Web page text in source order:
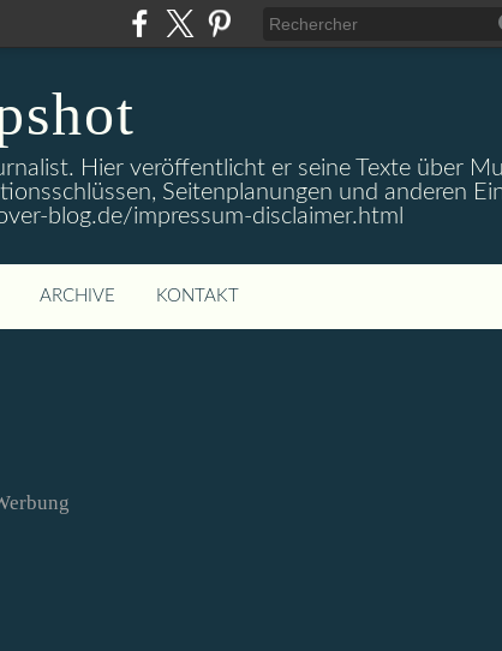
Hier veröffentlicht er seine Texte über
Seitenplanungen und anderen
blog.de/impressum-disclaimer.html
ARCHIVE KONTAKT